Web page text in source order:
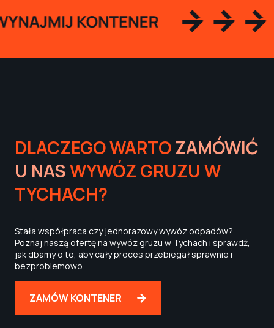
DLACZEGO WARTOZAMÓWIĆ
U NASWYWÓZ GRUZU W
TYCHACH?
Stała współpraca czy jednorazowy wywóz odpadów?
Poznaj naszą ofertę na wywóz gruzu w Tychach i sprawdź,
jak dbamy o to, aby cały proces przebiegał sprawnie i
bezproblemowo.
ZAMÓW KONTENER